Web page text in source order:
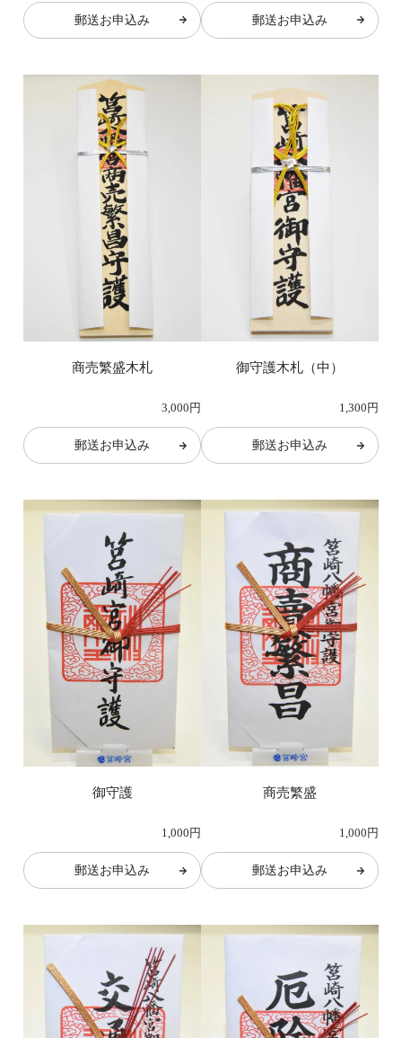
郵送お申込み 郵送お申込み
商売繁盛木札
3,000円
郵送お申込み
御守護木札（中）
1,300円
郵送お申込み
御守護
1,000円
郵送お申込み
商売繁盛
1,000円
郵送お申込み